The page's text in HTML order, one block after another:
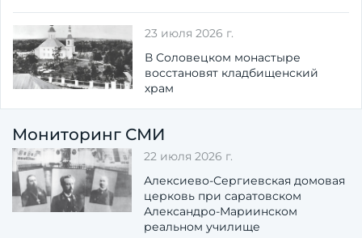
23 июля 2026 г.
В Соловецком монастыре
восстановят кладбищенский
храм
Мониторинг СМИ
22 июля 2026 г.
Алексиево-Сергиевская домовая
церковь при саратовском
Александро-Мариинском
реальном училище